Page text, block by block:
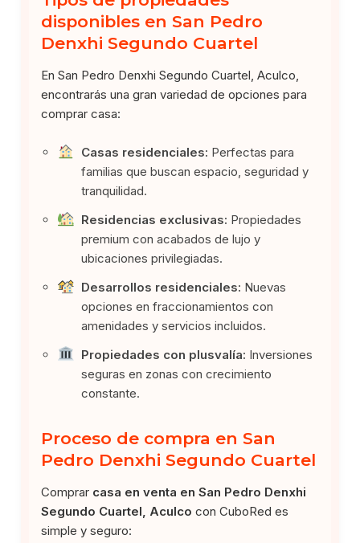
disponibles en San Pedro
Denxhi Segundo Cuartel
En San Pedro Denxhi Segundo Cuartel, Aculco,
encontrarás una gran variedad de opciones para
comprar casa:
Casas residenciales: Perfectas para
familias que buscan espacio, seguridad y
tranquilidad.
Residencias exclusivas: Propiedades
premium con acabados de lujo y
ubicaciones privilegiadas.
Desarrollos residenciales: Nuevas
opciones en fraccionamientos con
amenidades y servicios incluidos.
Propiedades con plusvalía: Inversiones
seguras en zonas con crecimiento
constante.
Proceso de compra en San
Pedro Denxhi Segundo Cuartel
Comprar casa en venta en San Pedro Denxhi
Segundo Cuartel, Aculco con CuboRed es
simple y seguro: